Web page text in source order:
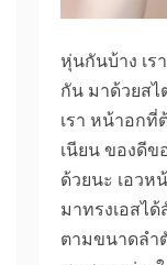
หุ่นกันบ้าง เร
กัน มาด้วยส
เรา หน้าอก
เนียน ของดีข
ด้วยนะ เอวห
มาทรงเอสไ
ตามขนาดลำ